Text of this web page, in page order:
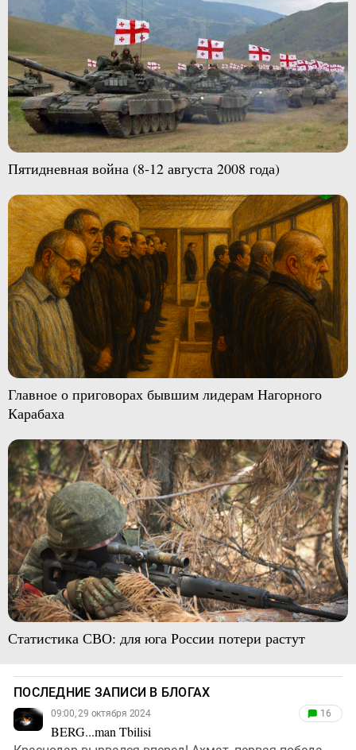
Пятидневная война (8-12 августа 2008 года)
Главное о приговорах бывшим лидерам Нагорного
Карабаха
Статистика СВО: для юга России потери растут
ПОСЛЕДНИЕ ЗАПИСИ В БЛОГАХ
09:00, 29 октября 2024
BERG...man Tbilisi
16